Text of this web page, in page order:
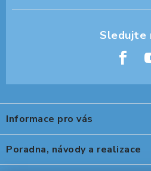
á
p
a
Informace pro vás
Reklamace, výměna a vrácení
Poradna, návody a realizace